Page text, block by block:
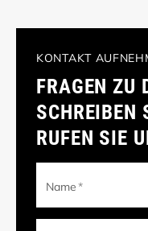
KONTAKT
FRAGEN ZU
SCHREIBEN
RUFEN SIE
Name*